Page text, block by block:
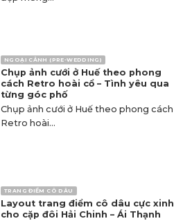
NGOẠI CẢNH (PRE-WEDDING)
Chụp ảnh cưới ở Huế theo phong
cách Retro hoài cổ – Tình yêu qua
từng góc phố
Chụp ảnh cưới ở Huế theo phong cách
Retro hoài...
TRANG ĐIỂM CÔ DÂU
Layout trang điểm cô dâu cực xinh
cho cặp đôi Hải Chinh – Ái Thạnh